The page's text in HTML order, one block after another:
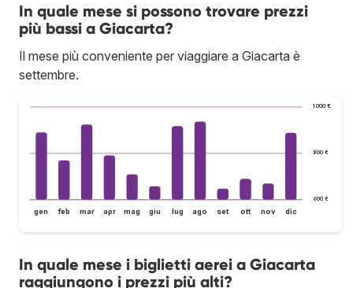
In quale mese si possono trovare prezzi
più bassi a Giacarta?
Il mese più conveniente per viaggiare a Giacarta è
settembre.
600 €
800 €
1.000 €
gen feb mar apr mag giu lug ago set ott nov dic
In quale mese i biglietti aerei a Giacarta
raggiungono i prezzi più alti?